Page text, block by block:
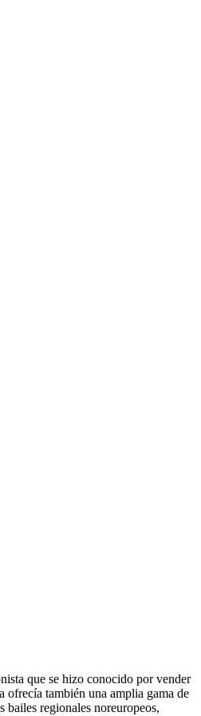
que se hizo conocido por vender
ofrecía también una amplia gama de
regionales noreuropeos,